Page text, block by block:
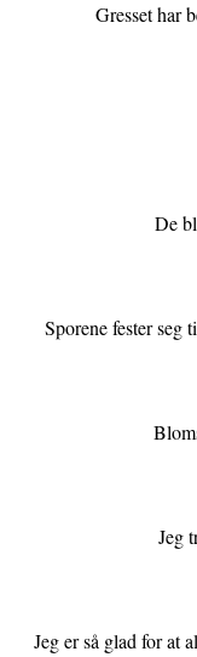
Gresset har
De
Sporene fester
Jeg
Jeg er så glad for at